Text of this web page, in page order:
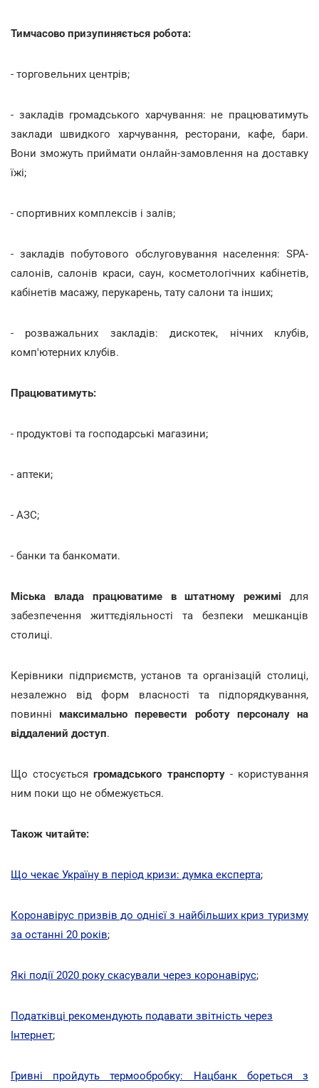
Тимчасово призупиняється робота:
- торговельних центрів;
- закладів громадського харчування: не працюватимуть
заклади швидкого харчування, ресторани, кафе, бари.
Вони зможуть приймати онлайн-замовлення на доставку
їжі;
- спортивних комплексів і залів;
- закладів побутового обслуговування населення: SPA-
салонів, салонів краси, саун, косметологічних кабінетів,
кабінетів масажу, перукарень, тату салони та інших;
- розважальних закладів: дискотек, нічних клубів,
комп'ютерних клубів.
Працюватимуть:
- продуктові та господарські магазини;
- аптеки;
- АЗС;
- банки та банкомати.
Міська влада працюватиме в штатному режимі для
забезпечення життєдіяльності та безпеки мешканців
столиці.
Керівники підприємств, установ та організацій столиці,
незалежно від форм власності та підпорядкування,
повинні максимально перевести роботу персоналу на
віддалений доступ.
Що стосуєтьсягромадського транспорту- користування
ним поки що не обмежується.
Також читайте:
Що чекає Україну в період кризи: думка експерта;
Коронавірус призвів до однієї з найбільших криз туризму
за останні 20 років;
Які події 2020 року скасували через коронавірус;
Податківці рекомендують подавати звітність через
Інтернет;
Гривні пройдуть термообробку: Нацбанк бореться з